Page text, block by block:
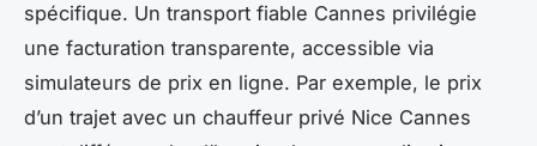
spécifique. Un transport fiable Cannes privilégie
une facturation transparente, accessible via
simulateurs de prix en ligne. Par exemple, le prix
d’un trajet avec un chauffeur privé Nice Cannes